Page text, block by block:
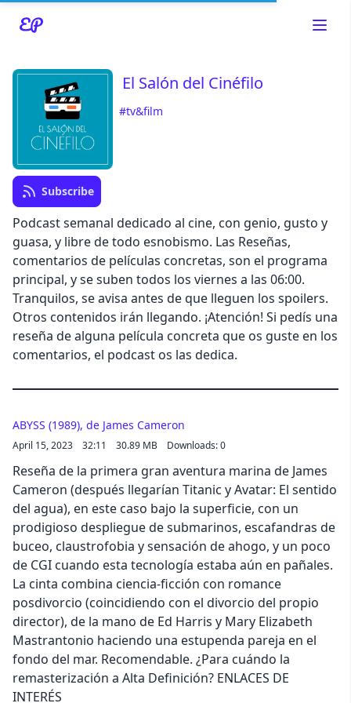
Read about our content policies
El Salón del Cinéfilo
#tv&film
Subscribe
Podcast semanal dedicado al cine, con genio, gusto y
guasa, y libre de todo esnobismo. Las Reseñas,
comentarios de películas concretas, son el programa
principal, y se suben todos los viernes a las 06:00.
Tranquilos, se avisa antes de que lleguen los spoilers.
Otros contenidos irán llegando. ¡Atención! Si pedís una
reseña de alguna película concreta que os guste en los
comentarios, el podcast os las dedica.
Cancel
ABYSS (1989), de James Cameron
April 15, 2023 32:11 30.89 MB Downloads: 0
Reseña de la primera gran aventura marina de James
Cameron (después llegarían Titanic y Avatar: El sentido
del agua), en este caso bajo la superficie, con un
prodigioso despliegue de submarinos, escafandras de
buceo, claustrofobia y sensación de ahogo, y un poco
de CGI cuando esta tecnología estaba aún en pañales.
La cinta combina ciencia-ficción con romance
posdivorcio (coincidiendo con el divorcio del propio
director), de la mano de Ed Harris y Mary Elizabeth
Mastrantonio haciendo una estupenda pareja en el
fondo del mar. Recomendable. ¿Para cuándo la
remasterización a Alta Definición? ENLACES DE
INTERÉS